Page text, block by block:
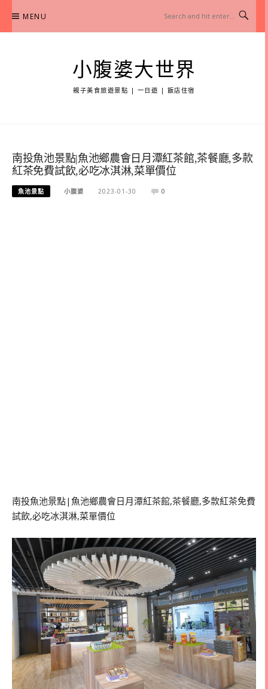
content
MENU
小腹婆大世界
親子美食旅遊景點 | 一日遊 | 飯店住宿
南投魚池景點|魚池鄉農會日月潭紅茶館,茶餐廳,多款
紅茶免費試飲,必吃冰淇淋,菜單價位
魚池景點 小腹婆 2023-01-30 0
南投魚池景點|魚池鄉農會日月潭紅茶館,茶餐廳,多款紅茶免費
試飲,必吃冰淇淋,菜單價位